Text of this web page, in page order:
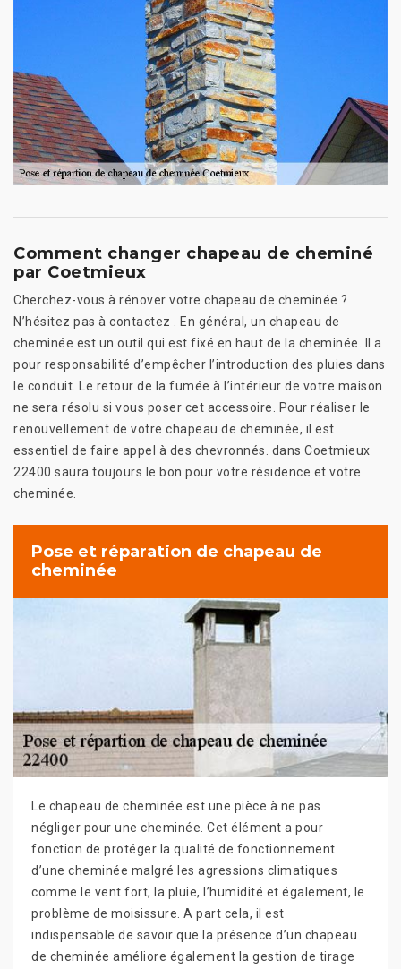
Comment changer chapeau de cheminé
par Coetmieux
Cherchez-vous à rénover votre chapeau de cheminée ?
N’hésitez pas à contactez . En général, un chapeau de
cheminée est un outil qui est fixé en haut de la cheminée. Il a
pour responsabilité d’empêcher l’introduction des pluies dans
le conduit. Le retour de la fumée à l’intérieur de votre maison
ne sera résolu si vous poser cet accessoire. Pour réaliser le
renouvellement de votre chapeau de cheminée, il est
essentiel de faire appel à des chevronnés. dans Coetmieux
22400 saura toujours le bon pour votre résidence et votre
cheminée.
Pose et réparation de chapeau de
cheminée
Le chapeau de cheminée est une pièce à ne pas
négliger pour une cheminée. Cet élément a pour
fonction de protéger la qualité de fonctionnement
d’une cheminée malgré les agressions climatiques
comme le vent fort, la pluie, l’humidité et également, le
problème de moisissure. A part cela, il est
indispensable de savoir que la présence d’un chapeau
de cheminée améliore également la gestion de tirage